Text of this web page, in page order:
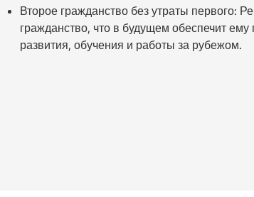
Второе гражданство без утраты первого:
гражданство, что в будущем обеспечит
развития, обучения и работы за рубежом.